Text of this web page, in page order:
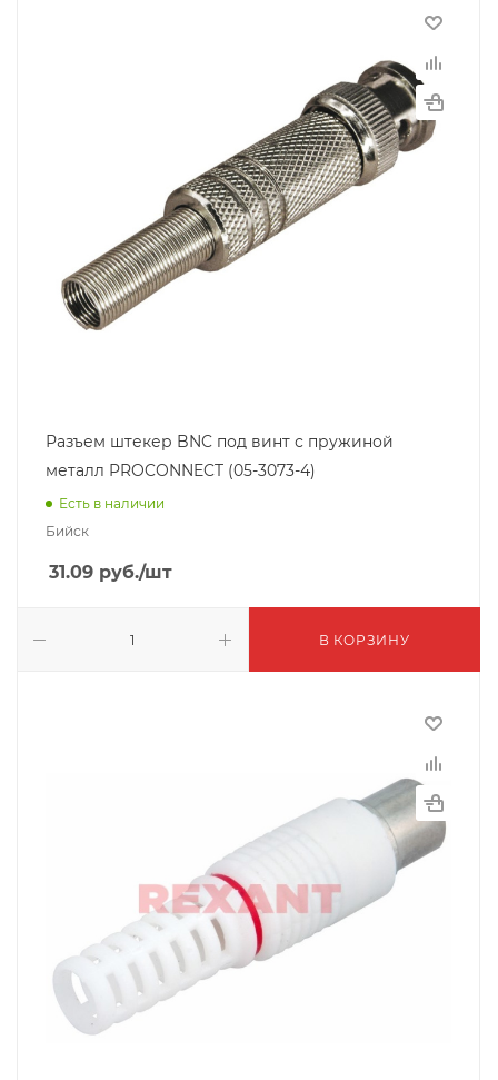
Разъем штекер BNC под винт с пружиной
металл PROCONNECT (05-3073-4)
Есть в наличии
Бийск
31.09 руб./шт
В КОРЗИНУ